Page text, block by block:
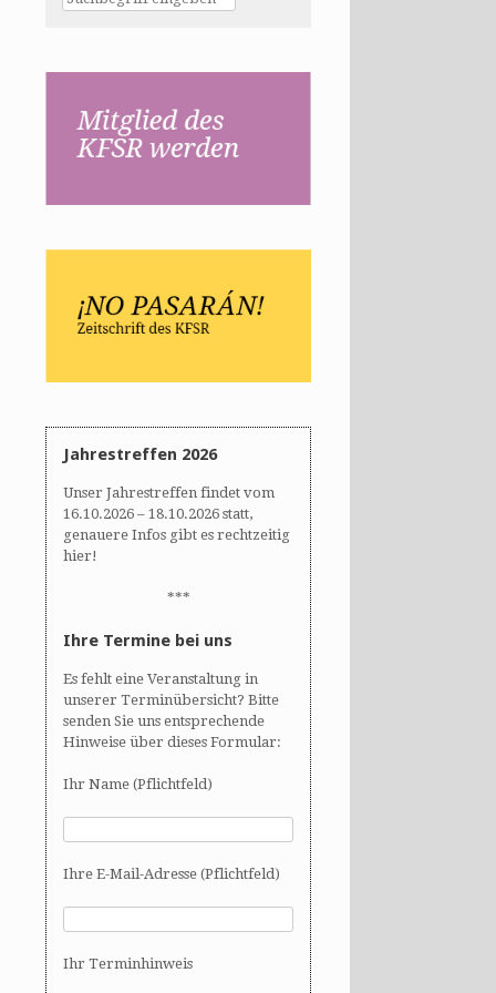
Jahrestreffen 2026
Unser Jahrestreffen findet vom
16.10.2026 – 18.10.2026 statt,
genauere Infos gibt es rechtzeitig
hier!
***
Ihre Termine bei uns
Es fehlt eine Veranstaltung in
unserer Terminübersicht? Bitte
senden Sie uns entsprechende
Hinweise über dieses Formular:
Ihr Name (Pflichtfeld)
Ihre E-Mail-Adresse (Pflichtfeld)
Ihr Terminhinweis